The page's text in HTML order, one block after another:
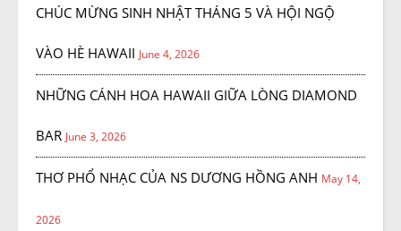
CHÚC MỪNG SINH NHẬT THÁNG 5 VÀ HỘI NGỘ
VÀO HÈ HAWAII June 4, 2026
NHỮNG CÁNH HOA HAWAII GIỮA LÒNG DIAMOND
BAR June 3, 2026
THƠ PHỔ NHẠC CỦA NS DƯƠNG HỒNG ANH May 14,
2026